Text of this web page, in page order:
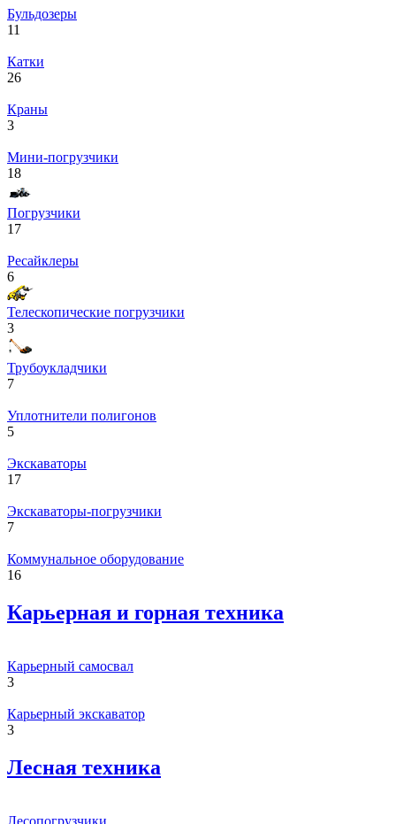
Бульдозеры
11
Катки
26
Краны
3
Мини-погрузчики
18
Погрузчики
17
Ресайклеры
6
Телескопические погрузчики
3
Трубоукладчики
7
Уплотнители полигонов
5
Экскаваторы
17
Экскаваторы-погрузчики
7
Коммунальное оборудование
16
Карьерная и горная техника
Карьерный самосвал
3
Карьерный экскаватор
3
Лесная техника
Лесопогрузчики